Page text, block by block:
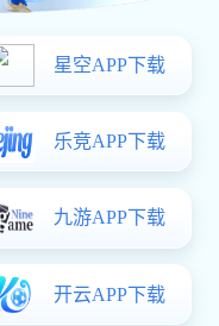
成长 - hm28
莞市塘厦镇四村高科技